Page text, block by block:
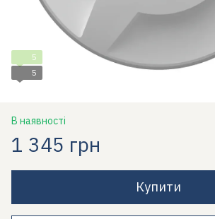
5
5
В наявності
1 345 грн
Купити